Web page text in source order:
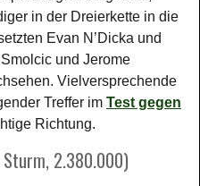
in der Dreierkette in die
Evan N’Dicka und
und Jerome
Vielversprechende
Treffer im Test gegen
Richtung.
2.380.000)